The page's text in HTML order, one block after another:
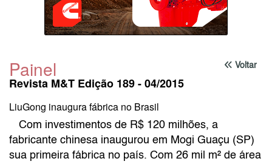
Voltar
Painel
Revista M&T Edição 189 - 04/2015
LiuGong inaugura fábrica no Brasil
Com investimentos de R$ 120 milhões, a
fabricante chinesa inaugurou em Mogi Guaçu (SP)
sua primeira fábrica no país. Com 26 mil m² de área